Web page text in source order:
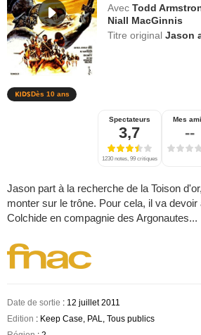
Avec Todd
Niall MacGinnis
Titre originalJason
Dès 10 ans
Spectateurs
3,7
1230 notes, 99 critiques
Mes
--
Jason part à la recherche de la Toison
monter sur le trône. Pour cela, il va
Colchide en compagnie des Argonautes...
Date de sortie : 12 juillet 2011
Edition : Keep Case, PAL, Tous publics